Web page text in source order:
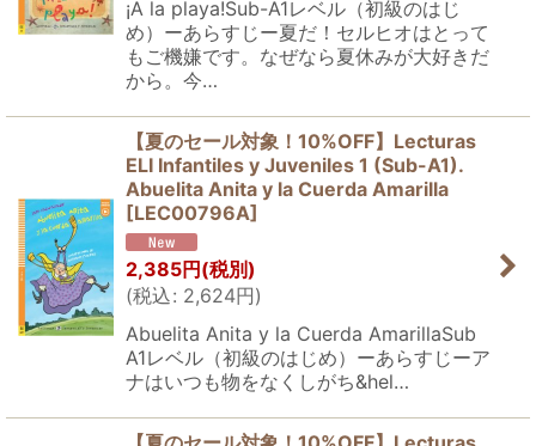
¡A la playa!Sub-A1レベル（初級のはじ
め）ーあらすじー夏だ！セルヒオはとって
もご機嫌です。なぜなら夏休みが大好きだ
から。今…
【夏のセール対象！10%OFF】Lecturas
ELI Infantiles y Juveniles 1 (Sub-A1).
Abuelita Anita y la Cuerda Amarilla
[LEC00796A]
2,385円 (税別)
(税込: 2,624円)
Abuelita Anita y la Cuerda AmarillaSub
A1レベル（初級のはじめ）ーあらすじーア
ナはいつも物をなくしがち&hel…